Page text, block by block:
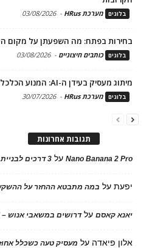
בלוגים מערכת HRus -
03/08/2026
בחירות בפתח: מה השפעתן על מקום
בלוגים כותבים חיצוניים -
03/08/2026
מיתוג מעסיק בעידן ה-AI: המנוע הכלכלי של גיוס ושימור טלנטים
בלוגים מערכת HRus -
30/07/2026
תגובות אחרונות
Nano Banana 2 Proעל 3 דרכים לבניית ביטחון עצמי של עובדים
יפעתעל במה מתבטא ההחזר על
יאנא קאסםעלדרושים במשאבי אנוש – H&M
אלון פיאדה על מעסיק טעה כשכלל